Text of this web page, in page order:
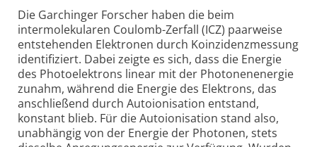
Die Garchinger Forscher haben die beim
intermolekularen Coulomb-Zerfall (ICZ) paarweise
entstehenden Elektronen durch Koinzidenzmessung
identifiziert. Dabei zeigte es sich, dass die Energie
des Photoelektrons linear mit der Photonenenergie
zunahm, während die Energie des Elektrons, das
anschließend durch Autoionisation entstand,
konstant blieb. Für die Autoionisation stand also,
unabhängig von der Energie der Photonen, stets